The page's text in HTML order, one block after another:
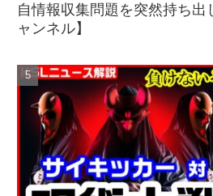
自情報収集問題を突然持ち出
ャンネル】